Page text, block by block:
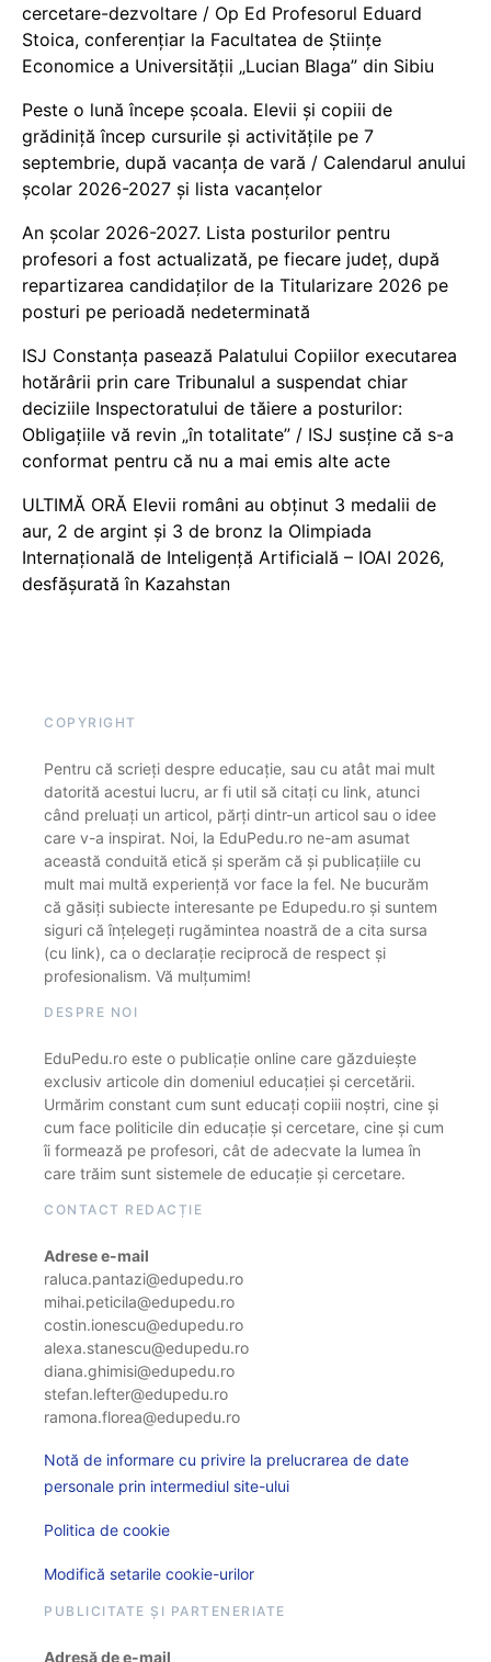
cercetare-dezvoltare / Op Ed Profesorul Eduard
Stoica, conferențiar la Facultatea de Științe
Economice a Universității „Lucian Blaga” din Sibiu
Peste o lună începe școala. Elevii și copiii de
grădiniță încep cursurile și activitățile pe 7
septembrie, după vacanța de vară / Calendarul anului
școlar 2026-2027 și lista vacanțelor
An școlar 2026-2027. Lista posturilor pentru
profesori a fost actualizată, pe fiecare județ, după
repartizarea candidaților de la Titularizare 2026 pe
posturi pe perioadă nedeterminată
ISJ Constanța pasează Palatului Copiilor executarea
hotărârii prin care Tribunalul a suspendat chiar
deciziile Inspectoratului de tăiere a posturilor:
Obligațiile vă revin „în totalitate” / ISJ susține că s-a
conformat pentru că nu a mai emis alte acte
ULTIMĂ ORĂ Elevii români au obținut 3 medalii de
aur, 2 de argint și 3 de bronz la Olimpiada
Internațională de Inteligență Artificială – IOAI 2026,
desfășurată în Kazahstan
COPYRIGHT
Pentru că scrieți despre educație, sau cu atât mai mult
datorită acestui lucru, ar fi util să citați cu link, atunci
când preluați un articol, părți dintr-un articol sau o idee
care v-a inspirat. Noi, la EduPedu.ro ne-am asumat
această conduită etică și sperăm că și publicațiile cu
mult mai multă experiență vor face la fel. Ne bucurăm
că găsiți subiecte interesante pe Edupedu.ro și suntem
siguri că înțelegeți rugămintea noastră de a cita sursa
(cu link), ca o declarație reciprocă de respect și
profesionalism. Vă mulțumim!
DESPRE NOI
EduPedu.ro este o publicație online care găzduiește
exclusiv articole din domeniul educației și cercetării.
Urmărim constant cum sunt educați copiii noștri, cine și
cum face politicile din educație și cercetare, cine și cum
îi formează pe profesori, cât de adecvate la lumea în
care trăim sunt sistemele de educație și cercetare.
CONTACT REDACȚIE
Adrese e-mail
raluca.pantazi@edupedu.ro
mihai.peticila@edupedu.ro
costin.ionescu@edupedu.ro
alexa.stanescu@edupedu.ro
diana.ghimisi@edupedu.ro
stefan.lefter@edupedu.ro
ramona.florea@edupedu.ro
Notă de informare cu privire la prelucrarea de date
personale prin intermediul site-ului
Politica de cookie
Modifică setarile cookie-urilor
PUBLICITATE ȘI PARTENERIATE
Adresă de e-mail